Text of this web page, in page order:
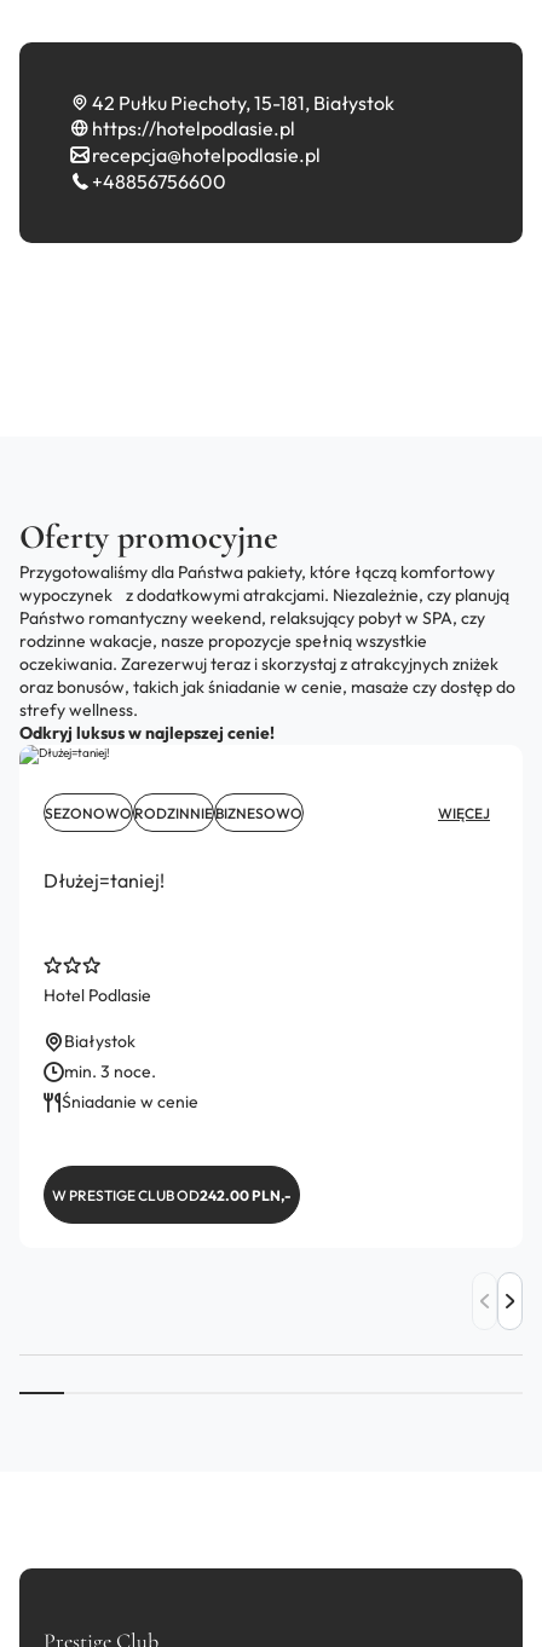
42 Pułku Piechoty, 15-181, Białystok
https://hotelpodlasie.pl
recepcja@hotelpodlasie.pl
+48856756600
Oferty promocyjne
Przygotowaliśmy dla Państwa pakiety, które łączą komfortowy
wypoczynek z dodatkowymi atrakcjami. Niezależnie, czy planują
Państwo romantyczny weekend, relaksujący pobyt w SPA, czy
rodzinne wakacje, nasze propozycje spełnią wszystkie
oczekiwania. Zarezerwuj teraz i skorzystaj z atrakcyjnych zniżek
oraz bonusów, takich jak śniadanie w cenie, masaże czy dostęp do
strefy wellness.
Odkryj luksus w najlepszej cenie!
Dłużej=taniej!
SEZONOWORODZINNIEBIZNESOWO WIĘCEJ
Hotel Podlasie
Białystok
min. 3 noce.
Śniadanie w cenie
W PRESTIGE CLUB OD242.00 PLN,-
Prestige Club